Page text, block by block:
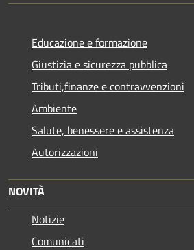
Educazione e formazione
Giustizia e sicurezza pubblica
Tributi,finanze e contravvenzioni
Ambiente
Salute, benessere e assistenza
Autorizzazioni
NOVITÀ
Notizie
Comunicati